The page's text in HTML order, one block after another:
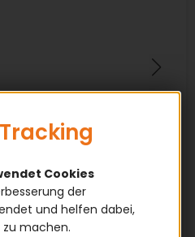
Cookies
der
und helfen dabei,
zu machen.